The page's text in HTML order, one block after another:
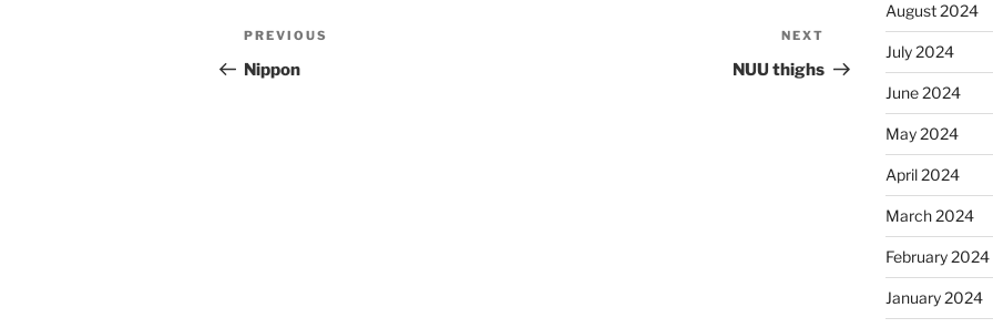
Post
navigation
Previous
Post
PREVIOUS
Nippon
Post
NEXT
NUU thighs
August 2024
July 2024
June 2024
May 2024
April 2024
March 2024
February 2024
January 2024